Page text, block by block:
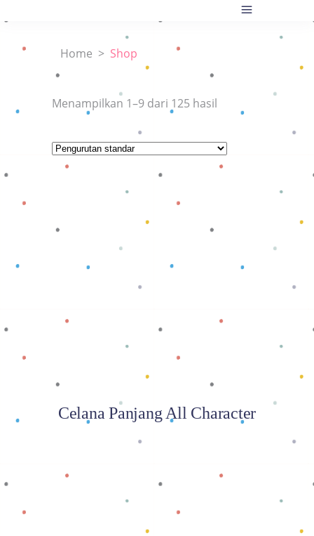
Home > Shop
Menampilkan 1–9 dari 125 hasil
Baca selengkapnya
Celana Panjang All Character